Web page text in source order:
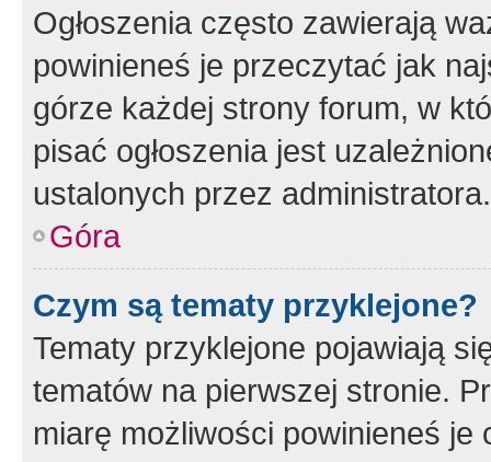
Ogłoszenia często zawierają
powinieneś je przeczytać jak
górze każdej strony forum, w
pisać ogłoszenia jest
ustalonych przez administratora.
Góra
Czym są tematy przyklejone?
Tematy przyklejone pojawiają
tematów na pierwszej stronie.
miarę możliwości powinieneś je